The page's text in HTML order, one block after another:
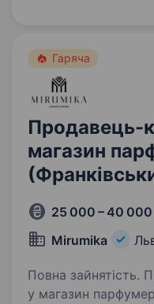
Гаряча
Продавець-
магазин
25 000 – 40 000
Mirumika
Повна зайнятість. Продавець-консультант
у магазин